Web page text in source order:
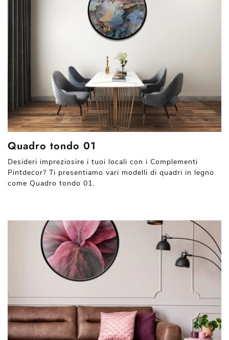
Quadro tondo 01
Desideri impreziosire i tuoi locali con i Complementi
Pintdecor? Ti presentiamo vari modelli di quadri in legno
come Quadro tondo 01.